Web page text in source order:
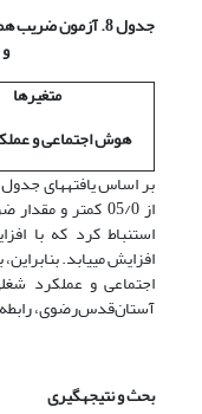
جدول 8. آزمون
متغیرها
هوش اجتماعی و
از 05/0 کمتر و
استنباط کرد که با
اجتماعی و عملکرد
آستان‌‌قدس‌رضوی، رابطه
بحث و نتیجه­گیری